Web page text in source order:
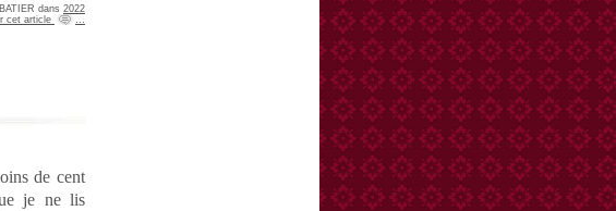
dans 2022
cet article
…
de cent
je ne lis